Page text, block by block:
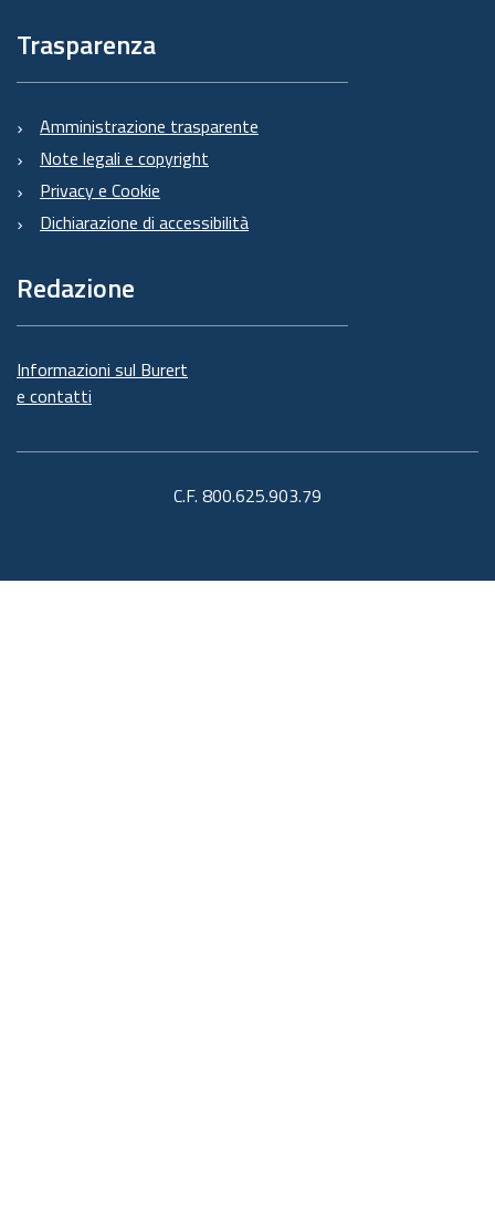
Trasparenza
Amministrazione trasparente
Note legali e copyright
Privacy e Cookie
Dichiarazione di accessibilità
Redazione
Informazioni sul Burert
e contatti
C.F. 800.625.903.79